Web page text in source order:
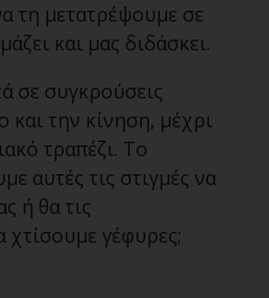
τη μετατρέψουμε σε
και μας διδάσκει.
σε συγκρούσεις
και την κίνηση, μέχρι
τραπέζι. Το
αυτές τις στιγμές να
ή θα τις
χτίσουμε γέφυρες;